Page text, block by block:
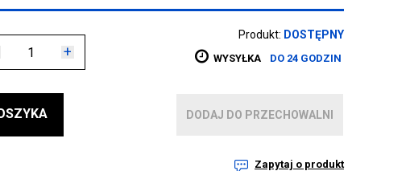
+
Produkt: DOSTĘPNY
WYSYŁKA DO 24 GODZIN
DODAJ DO PRZECHOWALNI
Zapytaj o produkt